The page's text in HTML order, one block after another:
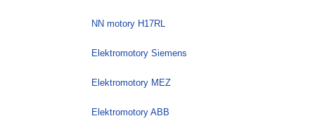
NN motory H17RL
Elektromotory Siemens
Elektromotory MEZ
Elektromotory ABB